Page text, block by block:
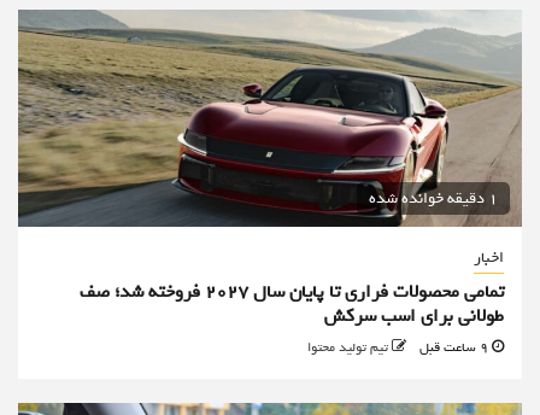
1 دقیقه خوانده شده
اخبار
تمامی محصولات فراری تا پایان سال ۲۰۲۷ فروخته شد؛ صف
طولانی برای اسب سرکش
تیم تولید محتوا